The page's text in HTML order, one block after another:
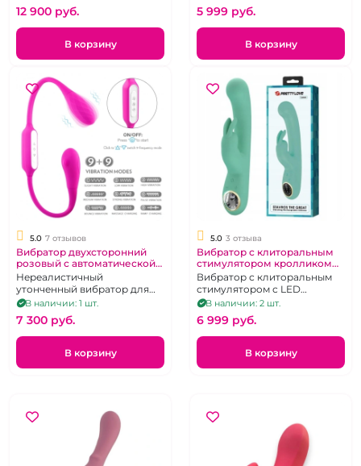
12 900 pуб.
В корзину
5 999 pуб.
В корзину
5.0 7 отзывов
Вибратор двухсторонний
розовый с автоматической
мануальной стимуляции на
клитора, точки G и простаты
"S-Hande" Bulbasaur
Нереалистичный
утонченный вибратор для
пары, соло и даже двух пар!
В наличии: 1 шт.
7 300 pуб.
В корзину
5.0 3 отзыва
Вибратор с клиторальным
стимулятором кролликом
"Pretty Love" Lamar
бирюзовый
Вибратор с клиторальным
стимулятором с LED
дисплеем
В наличии: 2 шт.
6 999 pуб.
В корзину